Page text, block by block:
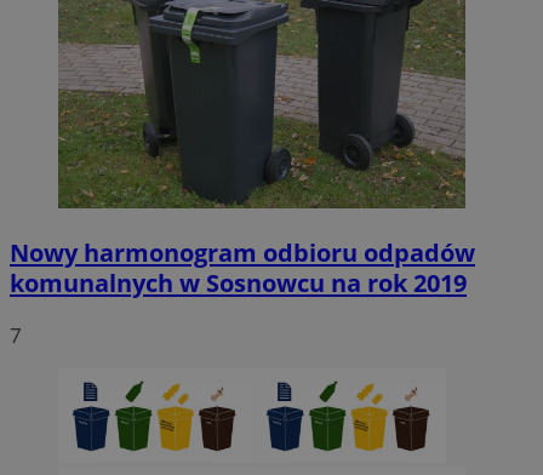
Nowy harmonogram odbioru odpadów
komunalnych w Sosnowcu na rok 2019
7